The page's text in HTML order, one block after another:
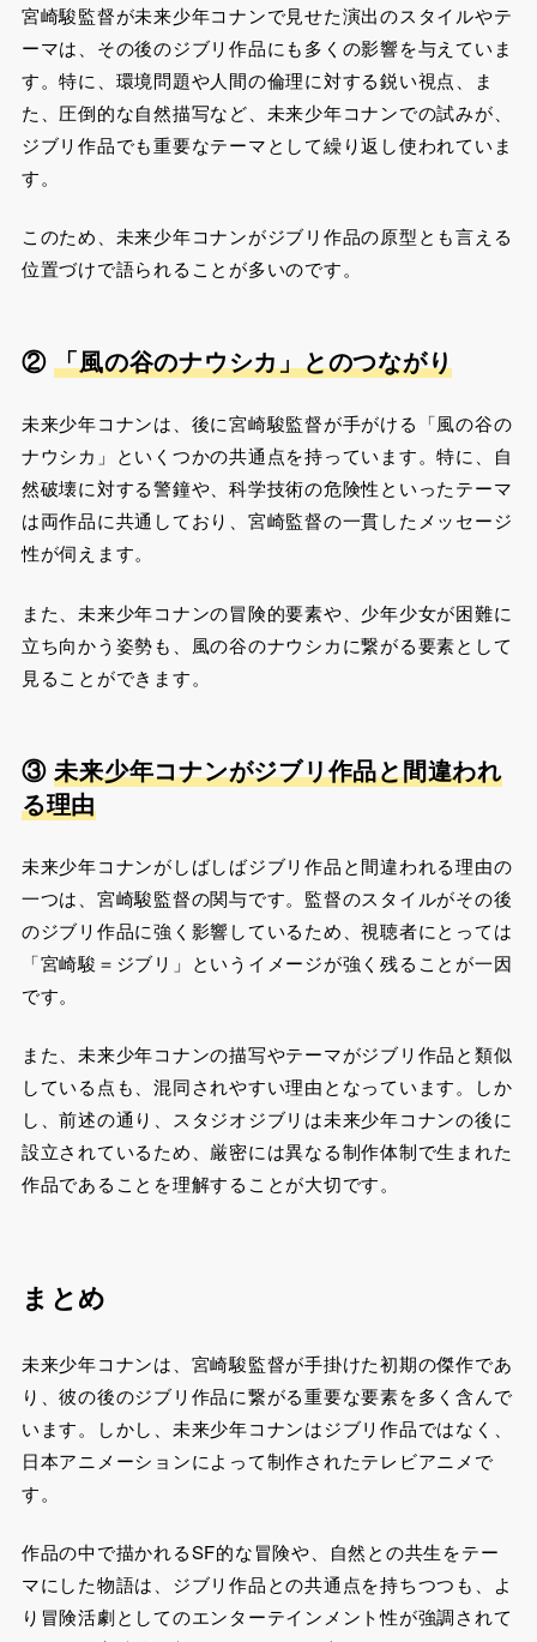
宮崎駿監督が未来少年コナンで見せた演出のスタイルやテ
ーマは、その後のジブリ作品にも多くの影響を与えていま
す。特に、環境問題や人間の倫理に対する鋭い視点、ま
た、圧倒的な自然描写など、未来少年コナンでの試みが、
ジブリ作品でも重要なテーマとして繰り返し使われていま
す。
このため、未来少年コナンがジブリ作品の原型とも言える
位置づけで語られることが多いのです​​。
②「風の谷のナウシカ」とのつながり
未来少年コナンは、後に宮崎駿監督が手がける「風の谷の
ナウシカ」といくつかの共通点を持っています。特に、自
然破壊に対する警鐘や、科学技術の危険性といったテーマ
は両作品に共通しており、宮崎監督の一貫したメッセージ
性が伺えます。
また、未来少年コナンの冒険的要素や、少年少女が困難に
立ち向かう姿勢も、風の谷のナウシカに繋がる要素として
見ることができます​​。
③未来少年コナンがジブリ作品と間違われ
る理由
未来少年コナンがしばしばジブリ作品と間違われる理由の
一つは、宮崎駿監督の関与です。監督のスタイルがその後
のジブリ作品に強く影響しているため、視聴者にとっては
「宮崎駿＝ジブリ」というイメージが強く残ることが一因
です。
また、未来少年コナンの描写やテーマがジブリ作品と類似
している点も、混同されやすい理由となっています。しか
し、前述の通り、スタジオジブリは未来少年コナンの後に
設立されているため、厳密には異なる制作体制で生まれた
作品であることを理解することが大切です​。
まとめ
未来少年コナンは、宮崎駿監督が手掛けた初期の傑作であ
り、彼の後のジブリ作品に繋がる重要な要素を多く含んで
います。しかし、未来少年コナンはジブリ作品ではなく、
日本アニメーションによって制作されたテレビアニメで
す。
作品の中で描かれるSF的な冒険や、自然との共生をテー
マにした物語は、ジブリ作品との共通点を持ちつつも、よ
り冒険活劇としてのエンターテインメント性が強調されて